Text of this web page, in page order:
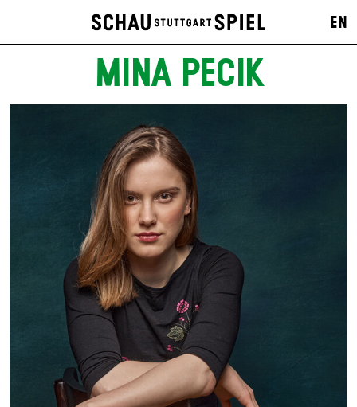
EN
MINA PECIK